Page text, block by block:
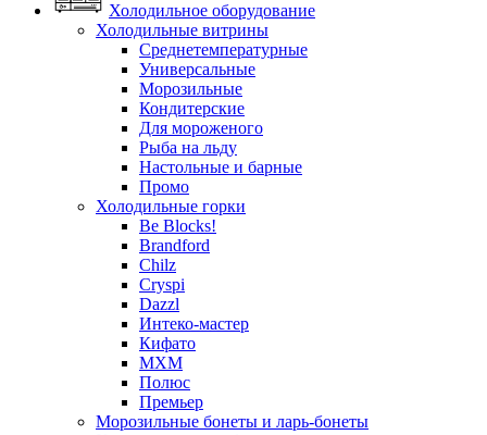
Холодильное оборудование
Холодильные витрины
Среднетемпературные
Универсальные
Морозильные
Кондитерские
Для мороженого
Рыба на льду
Настольные и барные
Промо
Холодильные горки
Be Blocks!
Brandford
Chilz
Cryspi
Dazzl
Интеко-мастер
Кифато
МХМ
Полюс
Премьер
Морозильные бонеты и ларь-бонеты